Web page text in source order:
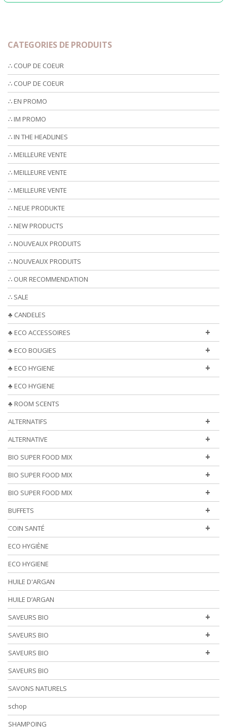
CATEGORIES DE PRODUITS
∴ COUP DE COEUR
∴ COUP DE COEUR
∴ EN PROMO
∴ IM PROMO
∴ IN THE HEADLINES
∴ MEILLEURE VENTE
∴ MEILLEURE VENTE
∴ MEILLEURE VENTE
∴ NEUE PRODUKTE
∴ NEW PRODUCTS
∴ NOUVEAUX PRODUITS
∴ NOUVEAUX PRODUITS
∴ OUR RECOMMENDATION
∴ SALE
♣ CANDELES
+
♣ ECO ACCESSOIRES
+
♣ ECO BOUGIES
+
♣ ECO HYGIENE
♣ ECO HYGIENE
♣ ROOM SCENTS
+
ALTERNATIFS
+
ALTERNATIVE
+
BIO SUPER FOOD MIX
+
BIO SUPER FOOD MIX
+
BIO SUPER FOOD MIX
+
BUFFETS
+
COIN SANTÉ
ECO HYGIÈNE
ECO HYGIENE
HUILE D'ARGAN
HUILE D’ARGAN
+
SAVEURS BIO
+
SAVEURS BIO
+
SAVEURS BIO
SAVEURS BIO
SAVONS NATURELS
schop
SHAMPOING